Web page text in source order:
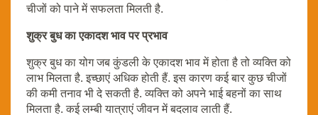
चीजों को पाने में सफलता मिलती है.
शुक्र बुध का एकादश भाव पर प्रभाव
शुक्र बुध का योग जब कुंडली के एकादश भाव में होता है तो व्यक्ति को
लाभ मिलता है. इच्छाएं अधिक होती हैं. इस कारण कई बार कुछ चीजों
की कमी तनाव भी दे सकती है. व्यक्ति को अपने भाई बहनों का साथ
मिलता है. कई लम्बी यात्राएं जीवन में बदलाव लाती हैं.